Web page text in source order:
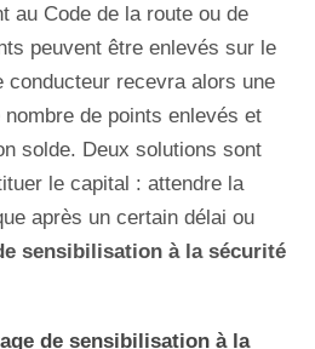
au Code de la route ou de
peuvent être enlevés sur le
conducteur recevra alors une
de points enlevés et
solde. Deux solutions sont
le capital : attendre la
après un certain délai ou
sensibilisation à la sécurité
de sensibilisation à la